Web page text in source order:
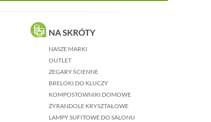
NA SKRÓTY
NASZE MARKI
OUTLET
ZEGARY ŚCIENNE
BRELOKI DO KLUCZY
KOMPOSTOWNIKI DOMOWE
ŻYRANDOLE KRYSZTAŁOWE
LAMPY SUFITOWE DO SALONU